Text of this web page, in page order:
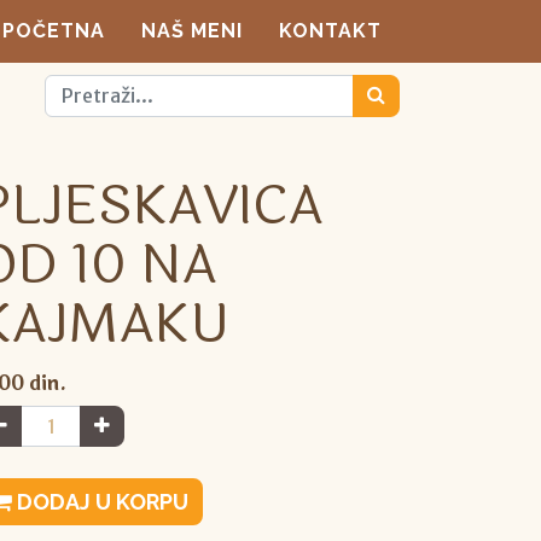
POČETNA NAŠ MENI KONTAKT
10 NA
din.
DODAJ U KORPU